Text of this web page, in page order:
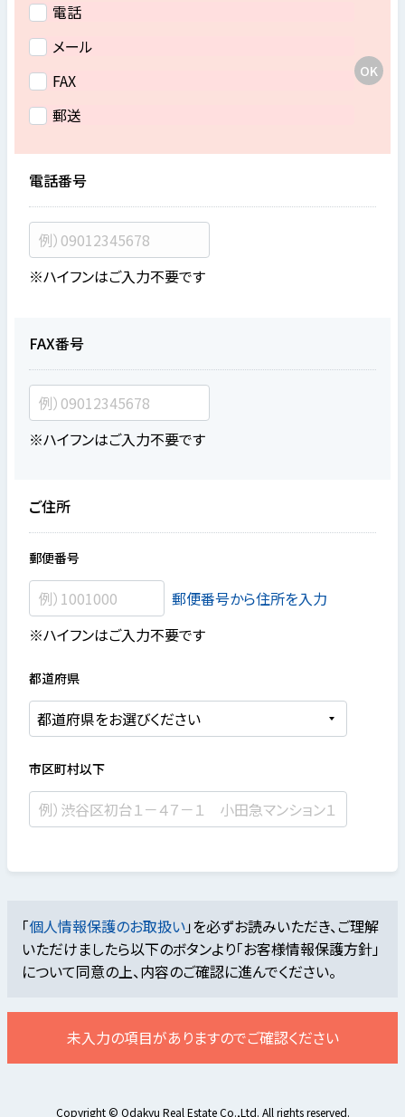
電話
メール
FAX
郵送
電話番号
※ハイフンはご入力不要です
FAX番号
※ハイフンはご入力不要です
ご住所
郵便番号
郵便番号から住所を入力
※ハイフンはご入力不要です
都道府県
市区町村以下
「個人情報保護のお取扱い」を必ずお読みいただき、ご理解
いただけましたら以下のボタンより「お客様情報保護方針」
について同意の上、内容のご確認に進んでください。
未入力の項目がありますのでご確認ください
Copyright © Odakyu Real Estate Co.,Ltd. All rights reserved.